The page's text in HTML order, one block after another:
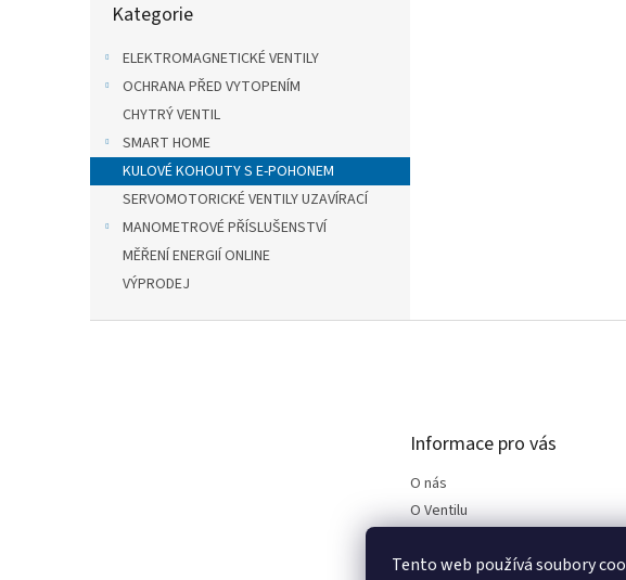
Tento web používá soubory
kategorie
Kategorie
ELEKTROMAGNETICKÉ VENTILY
OCHRANA PŘED VYTOPENÍM
CHYTRÝ VENTIL
SMART HOME
KULOVÉ KOHOUTY S E-POHONEM
SERVOMOTORICKÉ VENTILY UZAVÍRACÍ
MANOMETROVÉ PŘÍSLUŠENSTVÍ
MĚŘENÍ ENERGIÍ ONLINE
VÝPRODEJ
Informace pro vás
O nás
O Ventilu
Podmínky pro vrácení zboží